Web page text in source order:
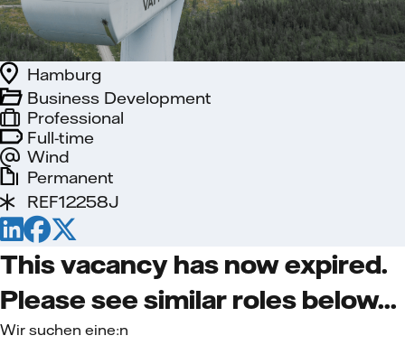
Full-time
Wind
Business Development
Hamburg
Professional
Permanent
REF12258J
This vacancy has now expired.
Please see similar roles below...
Wir suchen eine:n